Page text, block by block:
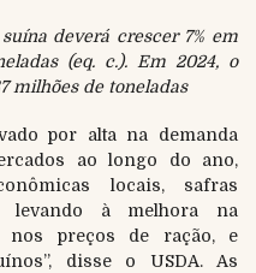
deverá crescer 7% em
(eq. c.). Em 2024, o
milhões de toneladas
por alta na demanda
ao longo do ano,
locais, safras
à melhora na
nos preços de ração, e
disse o USDA. As